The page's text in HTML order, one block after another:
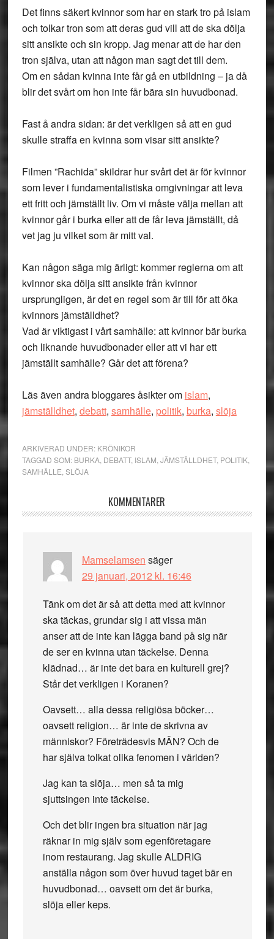
Det finns säkert kvinnor som har en stark tro på islam
och tolkar tron som att deras gud vill att de ska dölja
sitt ansikte och sin kropp. Jag menar att de har den
tron själva, utan att någon man sagt det till dem.
Om en sådan kvinna inte får gå en utbildning – ja då
blir det svårt om hon inte får bära sin huvudbonad.
Fast å andra sidan: är det verkligen så att en gud
skulle straffa en kvinna som visar sitt ansikte?
Filmen ”Rachida” skildrar hur svårt det är för kvinnor
som lever i fundamentalistiska omgivningar att leva
ett fritt och jämställt liv. Om vi måste välja mellan att
kvinnor går i burka eller att de får leva jämställt, då
vet jag ju vilket som är mitt val.
Kan någon säga mig ärligt: kommer reglerna om att
kvinnor ska dölja sitt ansikte från kvinnor
ursprungligen, är det en regel som är till för att öka
kvinnors jämställdhet?
Vad är viktigast i vårt samhälle: att kvinnor bär burka
och liknande huvudbonader eller att vi har ett
jämställt samhälle? Går det att förena?
Läs även andra bloggares åsikter om islam,
jämställdhet, debatt, samhälle, politik, burka, slöja
ARKIVERAD UNDER: KRÖNIKOR
TAGGAD SOM: BURKA, DEBATT, ISLAM JÄMSTÄLLDHET, POLITIK,
SAMHÄLLE SLÖJA
Läsarkommentarer
KOMMENTARER
Mamselamsen säger
29 januari, 2012 kl. 16:46
Tänk om det är så att detta med att kvinnor
ska täckas, grundar sig i att vissa män
anser att de inte kan lägga band på sig när
de ser en kvinna utan täckelse. Denna
klädnad… är inte det bara en kulturell grej?
Står det verkligen i Koranen?
Oavsett… alla dessa religiösa böcker…
oavsett religion… är inte de skrivna av
människor? Företrädesvis MÄN? Och de
har själva tolkat olika fenomen i världen?
Jag kan ta slöja… men så ta mig
sjuttsingen inte täckelse.
Och det blir ingen bra situation när jag
räknar in mig själv som egenföretagare
inom restaurang. Jag skulle ALDRIG
anställa någon som över huvud taget bär en
huvudbonad… oavsett om det är burka,
slöja eller keps.